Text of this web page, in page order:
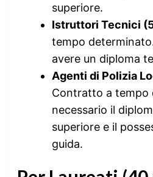
superiore.
Istruttori Tecnici
tempo
avere un diploma
Agenti di Polizia
Contratto a tempo
necessario il
superiore e il
guida.